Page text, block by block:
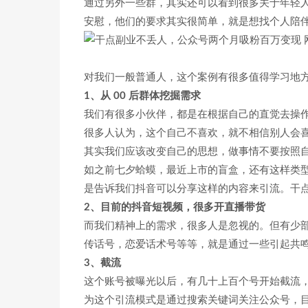
通过另外一些群，其实还可以看到很多关于年轻
安慰，他们的要求其实很简单，就是想找个人陪
对我们一般普通人，这个案例有很多值得学习地
1、从 00 后群体挖掘需求
我们有很多小伙伴，都是在根据自己的直觉去操
很多人认为，这个自己不喜欢，就不相信别人会
其实我们应该改变自己的思想，做事情不要按照
如之前七夕蛤蟆，最近上市的盲盒，还有这样
是告诉我们抖音可以分享这样的内容来引流。干
2、目前的抖音短视频，很多开直播带货
而我们精神上的需求，很多人是忽视的。但有少
传话号，恋爱话术号等等，就是通过一些引起共
3、截流
这个账号被曝光以后，有几十上百个号开始截流
为这个引流模式是通过搜索关键词关注公众号，